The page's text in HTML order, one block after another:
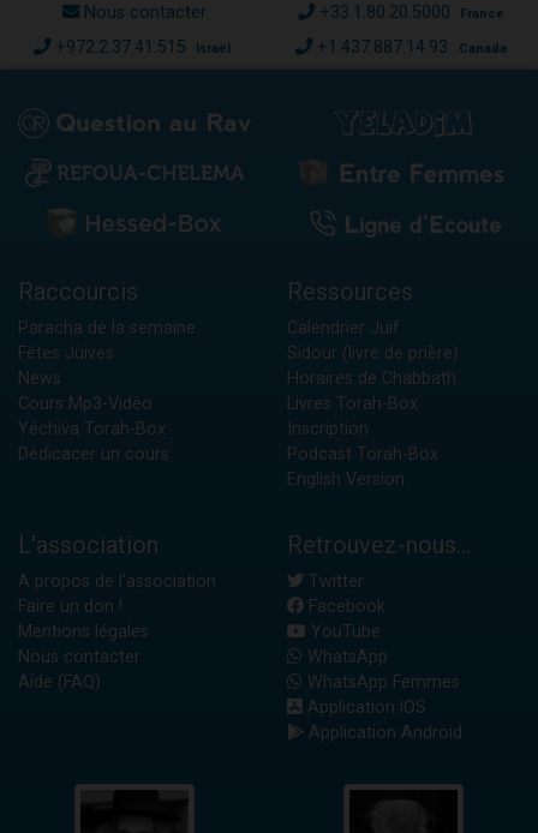
Nous contacter +33.1.80.20.5000 France
+972.2.37.41.515 Israël +1.437.887.14.93 Canada
Raccourcis
Paracha de la semaine
Fêtes Juives
News
Cours Mp3-Vidéo
Yéchiva Torah-Box
Dédicacer un cours
Ressources
Calendrier Juif
Sidour (livre de prière)
Horaires de Chabbath
Livres Torah-Box
Inscription
Podcast Torah-Box
English Version
L'association
A propos de l'association
Faire un don !
Mentions légales
Nous contacter
Aide (FAQ)
Retrouvez-nous...
Twitter
Facebook
YouTube
WhatsApp
WhatsApp Femmes
Application iOS
Application Android